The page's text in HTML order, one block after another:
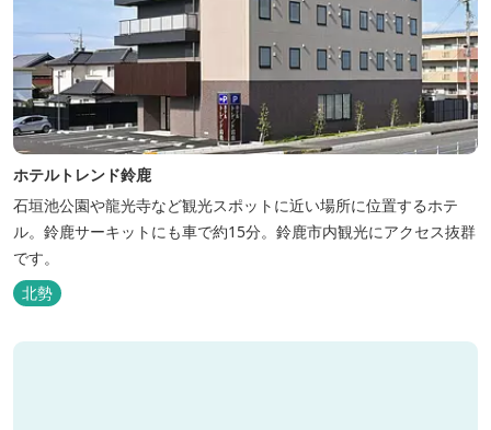
ホテルトレンド鈴鹿
石垣池公園や龍光寺など観光スポットに近い場所に位置するホテ
ル。鈴鹿サーキットにも車で約15分。鈴鹿市内観光にアクセス抜群
です。
北勢